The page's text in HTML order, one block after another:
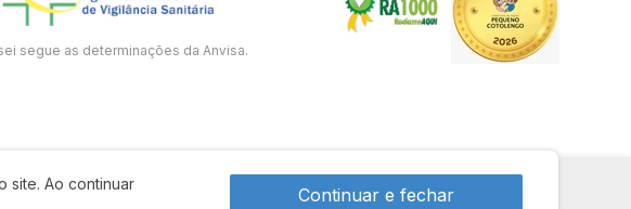
site. Ao continuar
Continuar e fechar
segue as determinações da Anvisa.